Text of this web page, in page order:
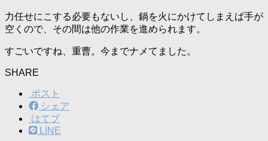
力任せにこする必要もないし、鍋を火にかけてしまえば手が
空くので、その間は他の作業を進められます。
すごいですね、重曹。今までナメてました。
SHARE
ポスト
シェア
はてブ
LINE